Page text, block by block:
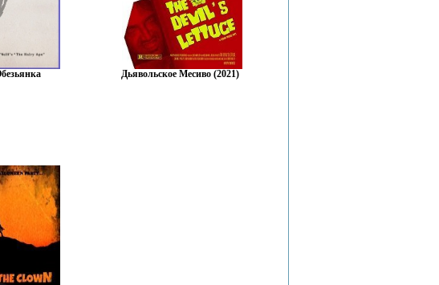
Дьявольское Месиво (2021)